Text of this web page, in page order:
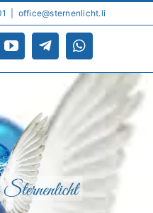
office@sternenlicht.li
YouTubeTelegramWhatsApp